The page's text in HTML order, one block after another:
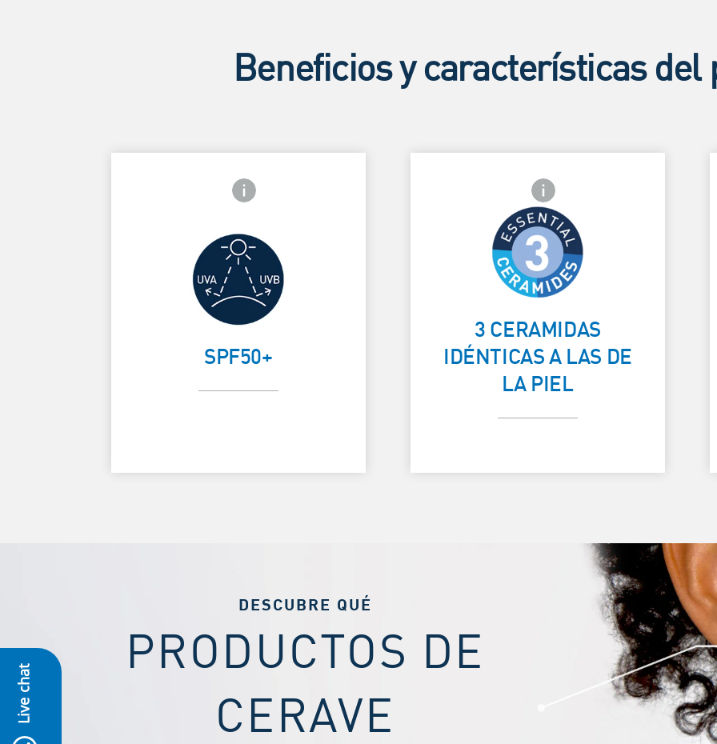
Live chat
Beneficios y características del
Icono de información frontal
SPF50+
MUY ALTA
PROTECCIÓN
UVB + UVA
Card Frontside
Icono de información frontal
3 CERAMIDAS
IDÉNTICAS A LAS DE
LA PIEL
AYUDAN A
REPARAR LA
BARRERA
CUTÁNEA
DESCUBRE QUÉ
PRODUCTOS DE
CERAVE